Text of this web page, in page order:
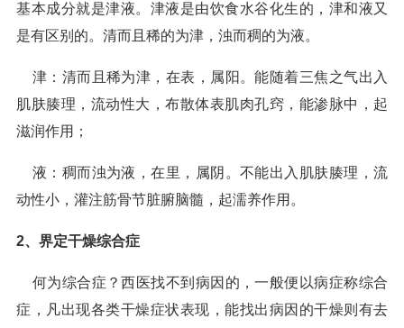
基本成分就是津液。津液是由饮食水谷化生的，津和液又
是有区别的。清而且稀的为津，浊而稠的为液。
津：清而且稀为津，在表，属阳。能随着三焦之气出入
肌肤腠理，流动性大，布散体表肌肉孔窍，能渗脉中，起
滋润作用；
液：稠而浊为液，在里，属阴。不能出入肌肤腠理，流
动性小，灌注筋骨节脏腑脑髓，起濡养作用。
2、界定干燥综合症
何为综合症？西医找不到病因的，一般便以病症称综合
症，凡出现各类干燥症状表现，能找出病因的干燥则有去